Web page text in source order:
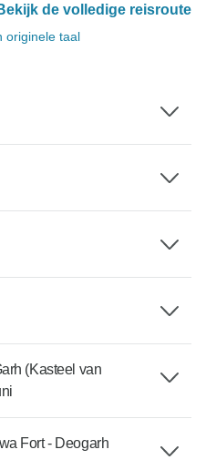
de volledige reisroute
originele taal
(Kasteel van
Fort - Deogarh